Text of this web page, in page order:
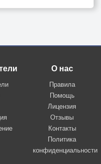
О нас
Правила
Помощь
Лицензия
Отзывы
Контакты
Политика
конфиденциальности